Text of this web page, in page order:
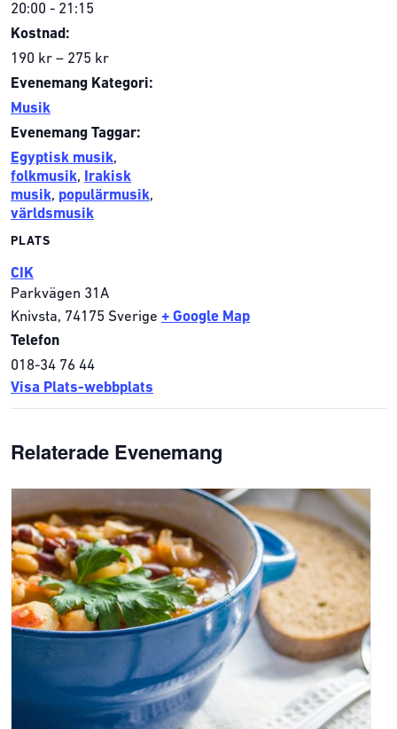
20:00 - 21:15
Kostnad:
190 kr – 275 kr
Evenemang Kategori:
Musik
Evenemang Taggar:
Egyptisk musik,
folkmusik,
Irakisk
musik, populärmusik,
världsmusik
PLATS
CIK
Parkvägen 31A
Knivsta, 74175 Sverige + Google Map
Telefon
018-34 76 44
Visa Plats-webbplats
Relaterade Evenemang